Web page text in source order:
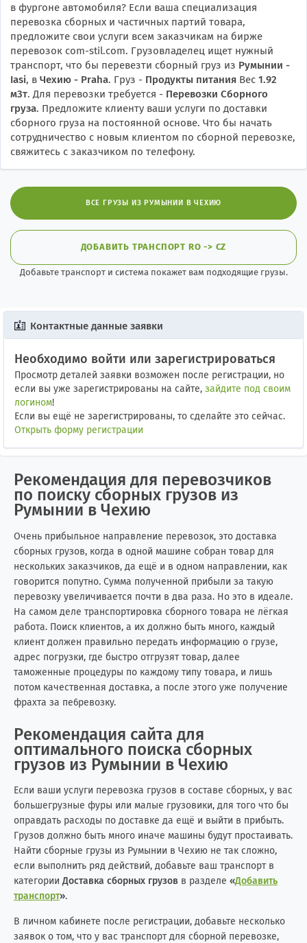
в фургоне автомобиля? Если ваша специализация
перевозка сборных и частичных партий товара,
предложите свои услуги всем заказчикам на бирже
перевозок com-stil.com. Грузовладелец ищет нужный
транспорт, что бы перевезти сборный груз из Румынии -
Iasi, в Чехию - Praha. Груз - Продукты питания Вес 1.92
м3т. Для перевозки требуется - Перевозки Сборного
груза. Предложите клиенту ваши услуги по доставки
сборного груза на постоянной основе. Что бы начать
сотрудничество с новым клиентом по сборной перевозке,
свяжитесь с заказчиком по телефону.
ВСЕ ГРУЗЫ ИЗ РУМЫНИИ В ЧЕХИЮ
ДОБАВИТЬ ТРАНСПОРТ RO -> CZ
Добавьте транспорт и система покажет вам подходящие грузы.
Контактные данные заявки
Необходимо войти или зарегистрироваться
Просмотр деталей заявки возможен после регистрации, но
если вы уже зарегистрированы на сайте, зайдите под своим
логином!
Если вы ещё не зарегистрированы, то сделайте это сейчас.
Открыть форму регистрации
Рекомендация для перевозчиков
по поиску сборных грузов из
Румынии в Чехию
Очень прибыльное направление перевозок, это доставка
сборных грузов, когда в одной машине собран товар для
нескольких заказчиков, да ещё и в одном направлении, как
говорится попутно. Сумма полученной прибыли за такую
перевозку увеличивается почти в два раза. Но это в идеале.
На самом деле транспортировка сборного товара не лёгкая
работа. Поиск клиентов, а их должно быть много, каждый
клиент должен правильно передать информацию о грузе,
адрес погрузки, где быстро отгрузят товар, далее
таможенные процедуры по каждому типу товара, и лишь
потом качественная доставка, а после этого уже получение
фрахта за пе6ревозку.
Рекомендация сайта для
оптимального поиска сборных
грузов из Румынии в Чехию
Если ваши услуги перевозка грузов в составе сборных, у вас
большегрузные фуры или малые грузовики, для того что бы
оправдать расходы по доставке да ещё и выйти в прибыть.
Грузов должно быть много иначе машины будут простаивать.
Найти сборные грузы из Румынии в Чехию не так сложно,
если выполнить ряд действий, добавьте ваш транспорт в
категорииДоставка сборных грузов в разделе «Добавить
транспорт».
В личном кабинете после регистрации, добавьте несколько
заявок о том, что у вас транспорт для сборной перевозке,